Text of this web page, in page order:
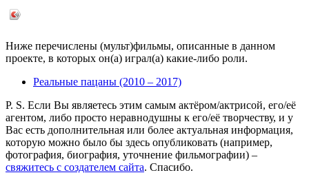
Ниже перечислены (мульт)фильмы, описанные в данном
проекте, в которых он(а) играл(а) какие-либо роли.
Реальные пацаны (2010 – 2017)
P. S. Если Вы являетесь этим самым актёром/актрисой, его/её
агентом, либо просто неравнодушны к его/её творчеству, и у
Вас есть дополнительная или более актуальная информация,
которую можно было бы здесь опубликовать (например,
фотография, биография, уточнение фильмографии) –
свяжитесь с создателем сайта. Спасибо.